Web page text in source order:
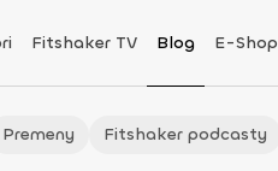
Fitshaker TV Blog E-Shop
Premeny Fitshaker podcasty